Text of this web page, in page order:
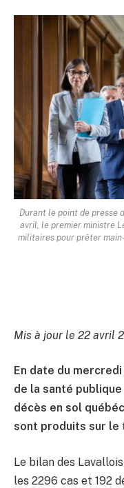
Durant le point de presse
avril, le premier ministre
militaires pour prêter
Mis à jour le 22 avril
En date du
de la santé publique
décès en sol
sont produits sur le
Le bilan des
les 2296 cas et 192